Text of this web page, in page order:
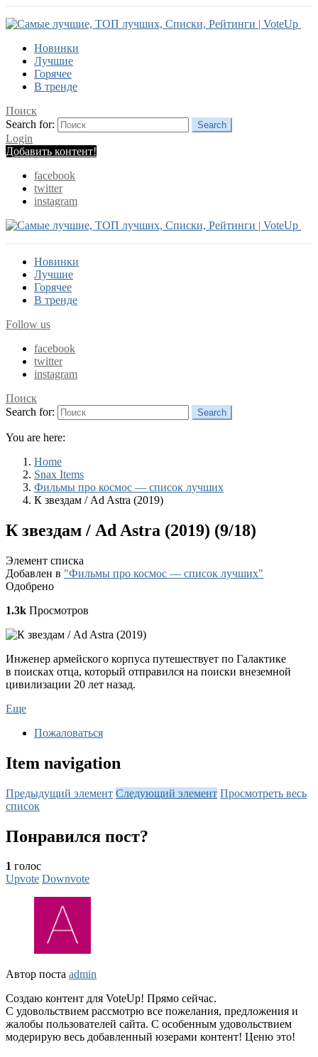
Новинки
Лучшие
Горячее
В тренде
Поиск
Search for:
Search
Login
Добавить контент!
facebook
twitter
instagram
Новинки
Лучшие
Горячее
В тренде
Follow us
facebook
twitter
instagram
Поиск
Search for:
Search
You are here:
Home
Snax Items
Фильмы про космос — список лучших
К звездам / Ad Astra (2019)
К звездам / Ad Astra (2019) (9/18)
Элемент списка
Добавлен в "Фильмы про космос — список лучших"
Одобрено
1.3k Просмотров
Инженер армейского корпуса путешествует по Галактике
в поисках отца, который отправился на поиски внеземной
цивилизации 20 лет назад.
Еще
Пожаловаться
Item navigation
Предыдущий элемент Следующий элемент Просмотреть весь
список
Понравился пост?
1 голос
Upvote Downvote
Автор поста admin
Создаю контент для VoteUp! Прямо сейчас.
С удовольствием рассмотрю все пожелания, предложения и
жалобы пользователей сайта. С особенным удовольствием
модерирую весь добавленный юзерами контент! Ценю это!